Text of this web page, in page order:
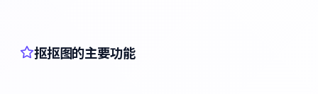
抠抠图的主要功能